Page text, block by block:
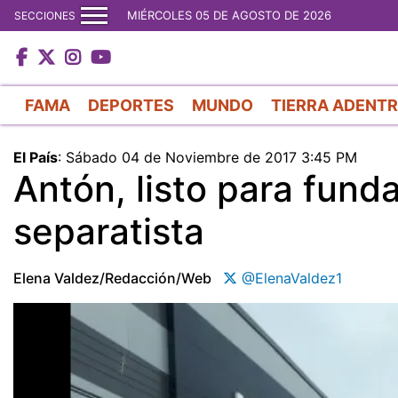
SECCIONES MIÉRCOLES 05 DE AGOSTO DE 2026
FAMA DEPORTES MUNDO TIERRA
El País: Sábado 04 de Noviembre de 2017 3:45 PM
Antón, listo para
separatista
Elena Valdez/redacción/web @ElenaValdez1